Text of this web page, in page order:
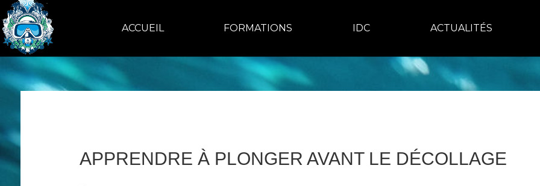
ACCUEIL FORMATIONS IDC ACTUALITÉS
APPRENDRE À PLONGER AVANT LE DÉCOLLAGE